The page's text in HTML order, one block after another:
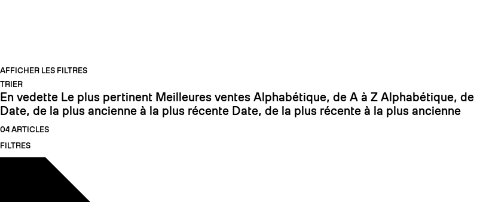
AFFICHER LES FILTRES
TRIER
En vedette Le plus pertinent Meilleures ventes Alphabétique, de A à Z Alphabétique, de
Date, de la plus ancienne à la plus récente Date, de la plus récente à la plus ancienne
04 ARTICLES
FILTRES